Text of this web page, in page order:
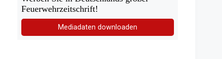
Feuerwehrzeitschrift!
Mediadaten downloaden